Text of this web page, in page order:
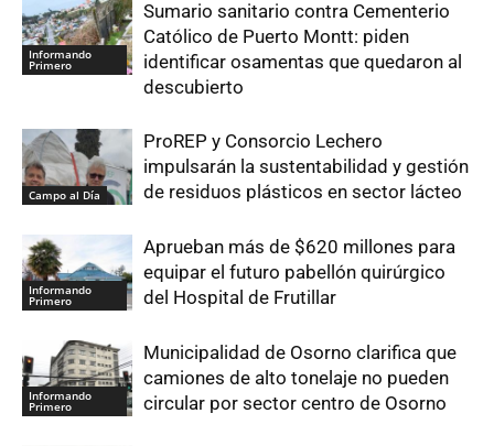
Informando
Primero
Sumario sanitario contra Cementerio
Católico de Puerto Montt: piden
identificar osamentas que quedaron al
descubierto
Campo al Día
ProREP y Consorcio Lechero
impulsarán la sustentabilidad y gestión
de residuos plásticos en sector lácteo
Informando
Primero
Aprueban más de $620 millones para
equipar el futuro pabellón quirúrgico
del Hospital de Frutillar
Informando
Primero
Municipalidad de Osorno clarifica que
camiones de alto tonelaje no pueden
circular por sector centro de Osorno